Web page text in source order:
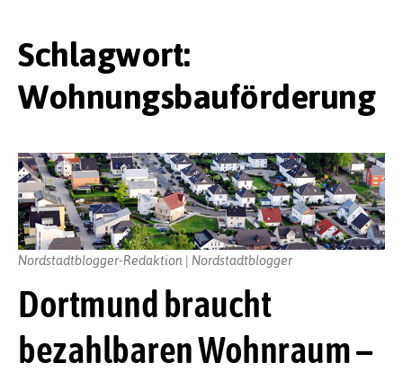
Schlagwort:
Wohnungsbauförderung
Dortmund braucht
bezahlbaren Wohnraum –
Nordstadtblogger-Redaktion | Nordstadtblogger